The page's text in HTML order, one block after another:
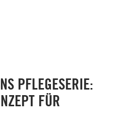
PFLEGESERIE:
FÜR